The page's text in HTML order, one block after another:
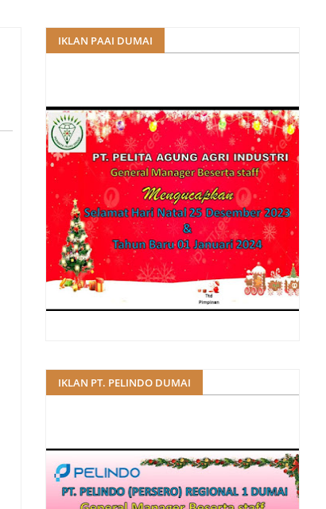
IKLAN PAAI DUMAI
IKLAN PT. PELINDO DUMAI